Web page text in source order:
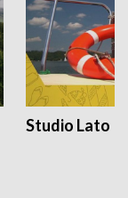
Studio Lato